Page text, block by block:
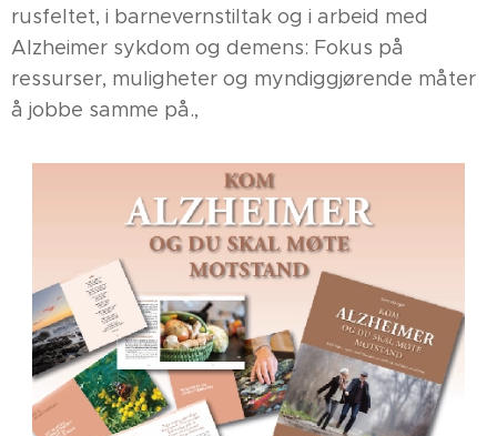
rusfeltet, i barnevernstiltak og i arbeid med
Alzheimer sykdom og demens: Fokus på
ressurser, muligheter og myndiggjørende måter
å jobbe samme på.,